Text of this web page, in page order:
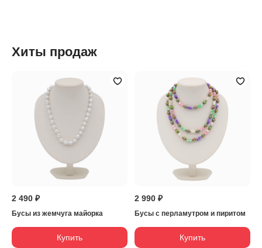
Хиты продаж
2 490 ₽
Бусы из жемчуга майорка
Купить
2 990 ₽
Бусы с перламутром и пиритом
Купить